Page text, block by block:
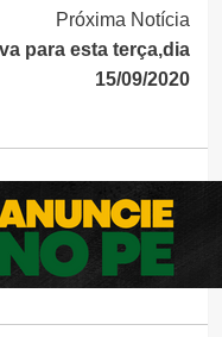
Próxima Notícia
para esta terça,dia
15/09/2020